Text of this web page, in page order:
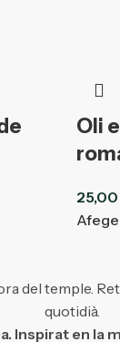
Oli
25,00
del temple.
quotidià.
Inspirat en la